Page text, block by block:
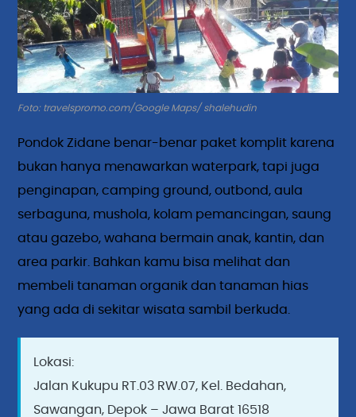
Foto: travelspromo.com/Google Maps/ shalehudin
Pondok Zidane benar-benar paket komplit karena
bukan hanya menawarkan waterpark, tapi juga
penginapan, camping ground, outbond, aula
serbaguna, mushola, kolam pemancingan, saung
atau gazebo, wahana bermain anak, kantin, dan
area parkir. Bahkan kamu bisa melihat dan
membeli tanaman organik dan tanaman hias
yang ada di sekitar wisata sambil berkuda.
Lokasi:
Jalan Kukupu RT.03 RW.07, Kel. Bedahan,
Sawangan, Depok – Jawa Barat 16518